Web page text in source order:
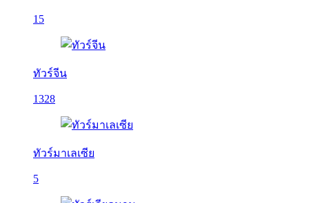
15
ทัวร์จีน
1328
ทัวร์มาเลเซีย
5